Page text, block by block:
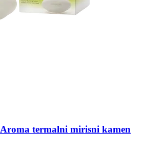
Aroma termalni mirisni kamen